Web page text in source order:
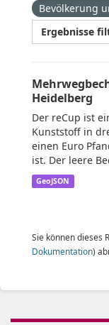
Bevölkerung
Ergebnisse
Heidelberg
Der reCup ist
Kunststoff in
einen Euro
ist. Der leere
GeoJSON
Sie können dieses
Dokumentation)